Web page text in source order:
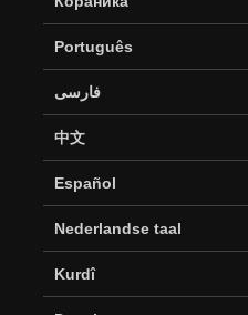
Português
فارسی
中文
Español
Nederlandse taal
Kurdî